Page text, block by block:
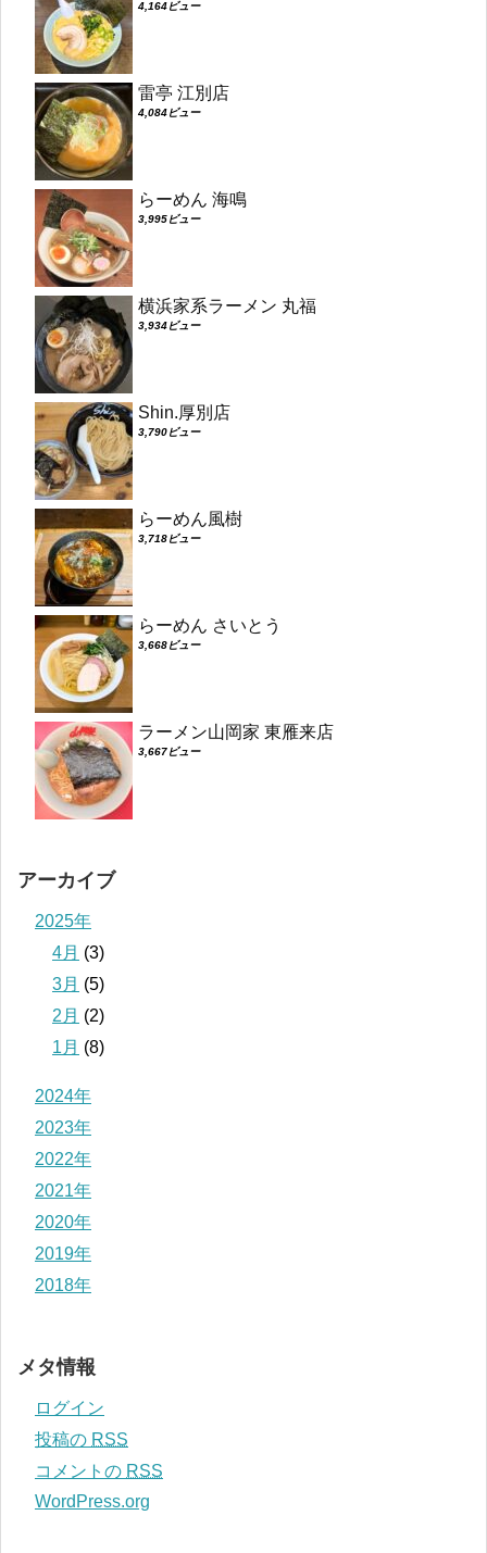
4,164ビュー
雷亭 江別店
4,084ビュー
らーめん 海鳴
3,995ビュー
横浜家系ラーメン 丸福
3,934ビュー
Shin.厚別店
3,790ビュー
らーめん風樹
3,718ビュー
らーめん さいとう
3,668ビュー
ラーメン山岡家 東雁来店
3,667ビュー
アーカイブ
2025年
4月 (3)
3月 (5)
2月 (2)
1月 (8)
2024年
2023年
2022年
2021年
2020年
2019年
2018年
メタ情報
ログイン
投稿の RSS
コメントの RSS
WordPress.org